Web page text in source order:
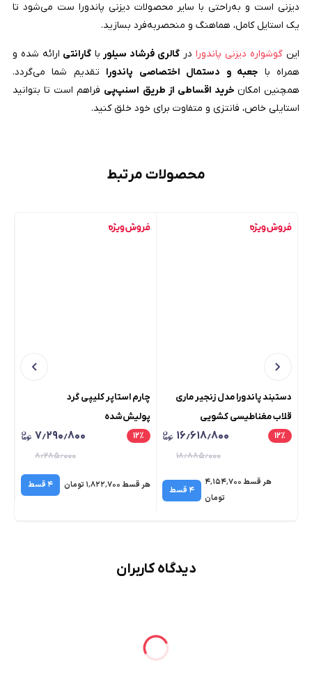
دیزنی است و به‌راحتی با سایر محصولات دیزنی پاندورا ست می‌شود تا
یک استایل کامل، هماهنگ و منحصربه‌فرد بسازید.
این گوشواره دیزنی پاندورادر گالری فرشاد سیلور باگارانتی ارائه شده و
همراه با جعبه و دستمال اختصاصی پاندورا تقدیم شما می‌گردد.
همچنین امکان خرید اقساطی از طریق اسنپ‌پی فراهم است تا بتوانید
استایلی خاص، فانتزی و متفاوت برای خود خلق کنید.
محصولات مرتبط
دستبند پاندورا مدل زنجیر ماری
قلاب مغناطیسی کشویی
۱۲٪ ۱۶٫۶۱۸٫۸۰۰
۱۸٫۸۸۵٫۰۰۰
هر قسط ۴٬۱۵۴٬۷۰۰
تومان
۴ قسط
چارم استاپر کلیپی گرد
پولیش‌شده
۱۲٪ ۷٫۲۹۰٫۸۰۰
۸٫۲۸۵٫۰۰۰
هر قسط ۱٬۸۲۲٬۷۰۰ تومان ۴ قسط
دیدگاه کاربران